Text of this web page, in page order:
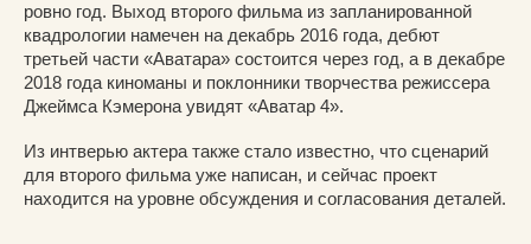
ровно год. Выход второго фильма из запланированной
квадрологии намечен на декабрь 2016 года, дебют
третьей части «Аватара» состоится через год, а в декабре
2018 года киноманы и поклонники творчества режиссера
Джеймса Кэмерона увидят «Аватар 4».
Из интверью актера также стало известно, что сценарий
для второго фильма уже написан, и сейчас проект
находится на уровне обсуждения и согласования деталей.